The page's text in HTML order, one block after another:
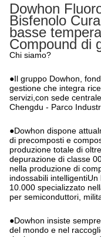
Dowhon
Bisfenolo
basse
Compound di
Chi siamo?
●Il gruppo Dowhon,
gestione che integra
servizi,con sede
Chengdu - Parco
●Dowhon dispone
di precomposti e
produzione totale di
depurazione di classe
nella produzione di
indossabili
10.000 specializzato
per semiconduttori,
●Dowhon insiste
del mondo e nel